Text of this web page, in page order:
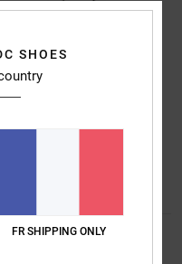
Corpo Fb
SHOES
FR SHIPPING ONLY